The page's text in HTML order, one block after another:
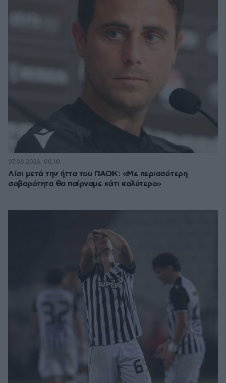
Λίσι μετά την ήττα του ΠΑΟΚ: «Με περισσότερη
σοβαρότητα θα παίρναμε κάτι καλύτερο»
07.08.2026, 00:10